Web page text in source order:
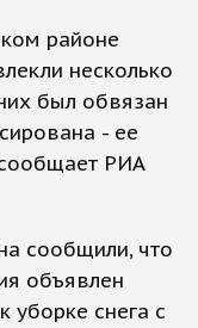
районе
несколько
был обвязан
- ее
РИА
сообщили, что
объявлен
уборке снега с